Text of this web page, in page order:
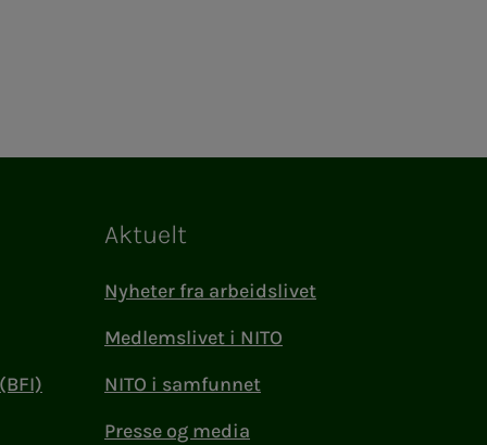
Aktuelt
Nyheter fra arbeidslivet
Medlemslivet i NITO
NITO i samfunnet
Presse og media